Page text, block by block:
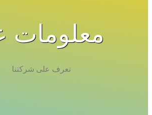
معلومات عنا
تعرف على شركتنا